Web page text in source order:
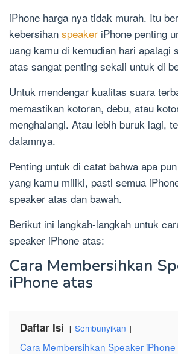
iPhone harga nya tidak murah. Itu
kebersihan speaker iPhone penting
uang kamu di kemudian hari apalagi
atas sangat penting sekali untuk di
Untuk mendengar kualitas suara
memastikan kotoran, debu, atau
menghalangi. Atau lebih buruk lagi,
dalamnya.
Penting untuk di catat bahwa apa
yang kamu miliki, pasti semua
speaker atas dan bawah.
Berikut ini langkah-langkah untuk
speaker iPhone atas:
Cara Membersihkan
iPhone atas
Daftar Isi Sembunyikan
Cara Membersihkan Speaker iPhone